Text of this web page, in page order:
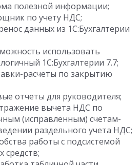
полезной информации;
по учету НДС;
данных из 1С:Бухгалтерии
использовать
1С:Бухгалтерии 7.7;
расчеты по закрытию
отчеты для руководителя;
вычета НДС по
(исправленным) счетам-
раздельного учета НДС;
работы с подсистемой
средств;